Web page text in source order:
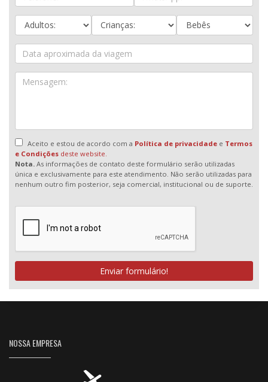
Aceito e estou de acordo com a Política de privacidadee Termos
e Condições deste website.
Nota. As informações de contato deste formulário serão utilizadas
única e exclusivamente para este atendimento. Não serão utilizadas para
nenhum outro fim posterior, seja comercial, institucional ou de suporte.
Enviar formulário!
NOSSA EMPRESA